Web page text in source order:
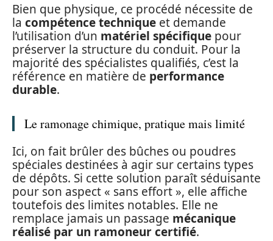
Bien que physique, ce procédé nécessite de
la compétence technique et demande
l’utilisation d’un matériel spécifique pour
préserver la structure du conduit. Pour la
majorité des spécialistes qualifiés, c’est la
référence en matière de performance
durable.
Le ramonage chimique, pratique mais limité
Ici, on fait brûler des bûches ou poudres
spéciales destinées à agir sur certains types
de dépôts. Si cette solution paraît séduisante
pour son aspect « sans effort », elle affiche
toutefois des limites notables. Elle ne
remplace jamais un passage mécanique
réalisé par un ramoneur certifié.